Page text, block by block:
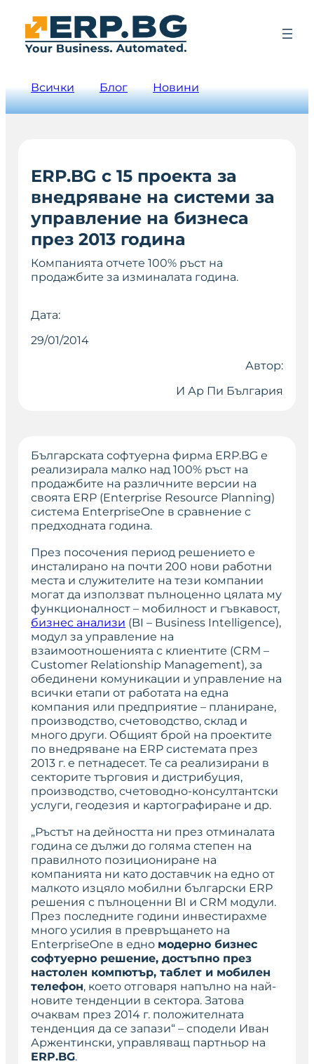
Всички Блог Новини
ERP.BG с 15 проекта за
внедряване на системи за
управление на бизнеса
през 2013 година
Компанията отчете 100% ръст на
продажбите за изминалата година.
Дата:
29/01/2014
Автор:
И Ар Пи България
Българската софтуерна фирма ERP.BG е
реализирала малко над 100% ръст на
продажбите на различните версии на
своята ERP (Enterprise Resource Planning)
система EnterpriseOne в сравнение с
предходната година.
През посочения период решението е
инсталирано на почти 200 нови работни
места и служителите на тези компании
могат да използват пълноценно цялата му
функционалност – мобилност и гъвкавост,
бизнес анализи (BI – Business Intelligence),
модул за управление на
взаимоотношенията с клиентите (CRM –
Customer Relationship Management), за
обединени комуникации и управление на
всички етапи от работата на една
компания или предприятие – планиране,
производство, счетоводство, склад и
много други. Общият брой на проектите
по внедряване на ERP системата през
2013 г. е петнадесет. Те са реализирани в
секторите търговия и дистрибуция,
производство, счетоводно-консултантски
услуги, геодезия и картографиране и др.
„Ръстът на дейността ни през отминалата
година се дължи до голяма степен на
правилното позициониране на
компанията ни като доставчик на едно от
малкото изцяло мобилни български ERP
решения с пълноценни BI и CRM модули.
През последните години инвестирахме
много усилия в превръщането на
EnterpriseOne в едно модерно бизнес
софтуерно решение, достъпно през
настолен компютър, таблет и мобилен
телефон, което отговаря напълно на най-
новите тенденции в сектора. Затова
очаквам през 2014 г. положителната
тенденция да се запази“ – сподели Иван
Аржентински, управляващ партньор на
ERP.BG.